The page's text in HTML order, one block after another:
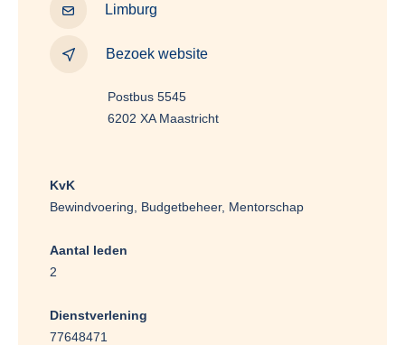
Limburg
Bezoek website
Postbus 5545
6202 XA Maastricht
KvK
Bewindvoering, Budgetbeheer, Mentorschap
Aantal leden
2
Dienstverlening
77648471